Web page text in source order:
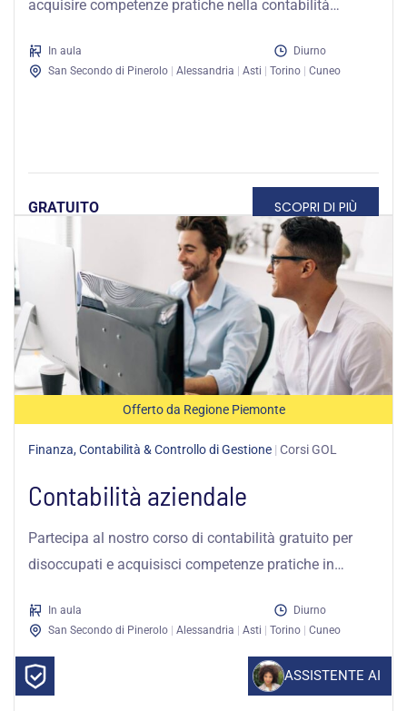
acquisire competenze pratiche nella contabilità
In aula
Diurno
San Secondo di Pinerolo
Alessandria Asti Torino Cuneo
GRATUITO SCOPRI DI PIÙ
Offerto da Regione Piemonte
Finanza, Contabilità & Controllo di Gestione | Corsi GOL
Contabilità aziendale
Partecipa al nostro corso di contabilità gratuito per
disoccupati e acquisisci competenze pratiche in
In aula
Diurno
San Secondo di Pinerolo
Alessandria Asti Torino Cuneo
ASSISTENTE AI